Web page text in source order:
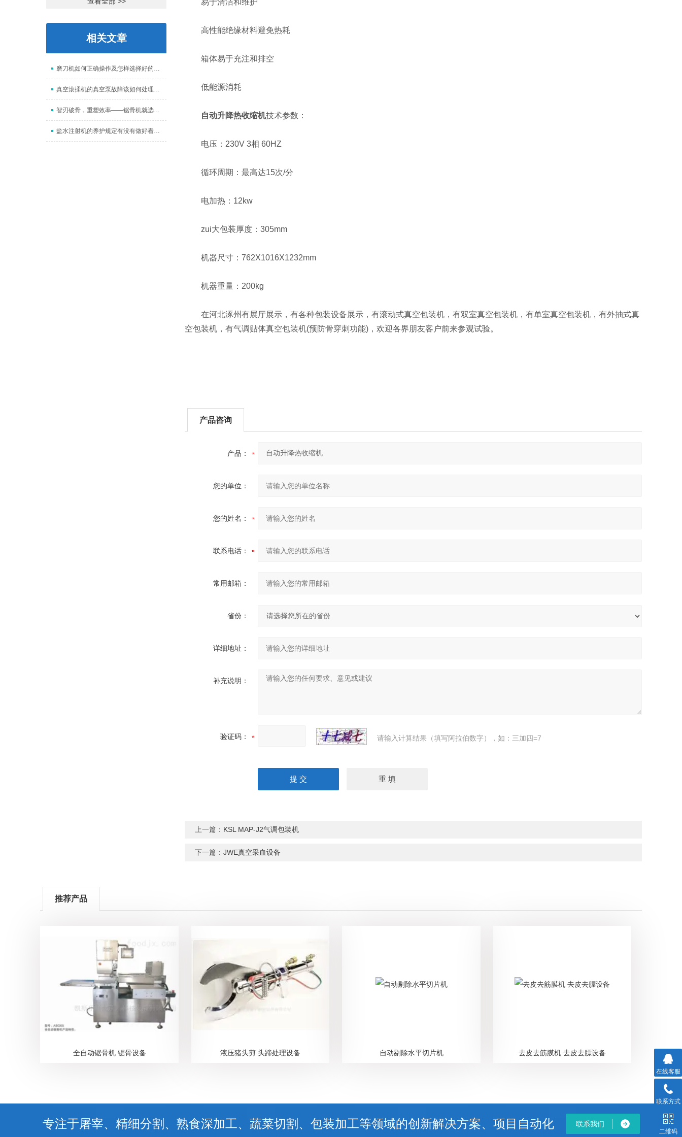
相关文章
磨刀机如何正确操作及怎样选择好的砂轮
真空滚揉机的真空泵故障该如何处理呢？
智刃破骨，重塑效率——锯骨机就选凯斯乐！
盐水注射机的养护规定有没有做好看以下几点
易于清洁和维护
高性能绝缘材料避免热耗
箱体易于充注和排空
低能源消耗
自动升降热收缩机技术参数：
电压：230V 3相 60HZ
循环周期：最高达15次/分
电加热：12kw
zui大包装厚度：305mm
机器尺寸：762X1016X1232mm
机器重量：200kg
在河北涿州有展厅展示，有各种包装设备展示，有滚动式真空包装机，有双室真空包装机，有单室真空包装机，有外抽式真
空包装机，有气调贴体真空包装机(预防骨穿刺功能)，欢迎各界朋友客户前来参观试验。
产品咨询
产品：
您的单位：
您的姓名：
联系电话：
常用邮箱：
省份：
详细地址：
补充说明：
验证码： 请输入计算结果（填写阿拉伯数字），如：三加四=7
上一篇： KSL MAP-J2气调包装机
下一篇： JWE真空采血设备
推荐产品
全自动锯骨机 锯骨设备 液压猪头剪 头蹄处理设备 自动剔除水平切片机 去皮去筋膜机 去皮去膘设备
专注于屠宰、精细分割、熟食深加工、蔬菜切割、包装加工等领域的创新解决方案、项目自动化 联系我们
在线客服
联系方式
二维码